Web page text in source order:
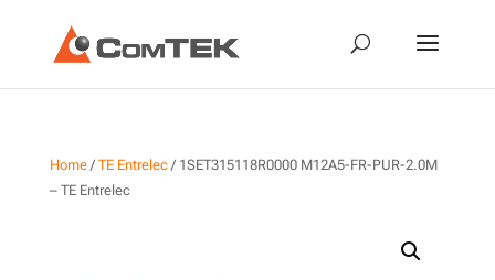
Home/ TE Entrelec/ 1SET315118R0000 M12A5-FR-PUR-2.0M
– TE Entrelec